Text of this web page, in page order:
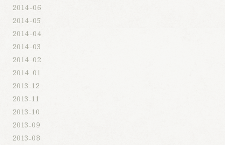
2014-06
2014-05
2014-04
2014-03
2014-02
2014-01
2013-12
2013-11
2013-10
2013-09
2013-08